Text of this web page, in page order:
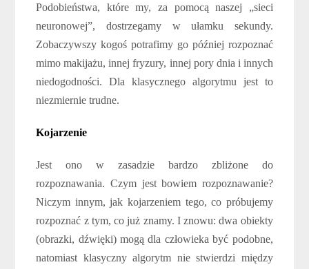
Podobieństwa, które my, za pomocą naszej „sieci
neuronowej”, dostrzegamy w ułamku sekundy.
Zobaczywszy kogoś potrafimy go później rozpoznać
mimo makijażu, innej fryzury, innej pory dnia i innych
niedogodności. Dla klasycznego algorytmu jest to
niezmiernie trudne.
Kojarzenie
Jest ono w zasadzie bardzo zbliżone do
rozpoznawania. Czym jest bowiem rozpoznawanie?
Niczym innym, jak kojarzeniem tego, co próbujemy
rozpoznać z tym, co już znamy. I znowu: dwa obiekty
(obrazki, dźwięki) mogą dla człowieka być podobne,
natomiast klasyczny algorytm nie stwierdzi między